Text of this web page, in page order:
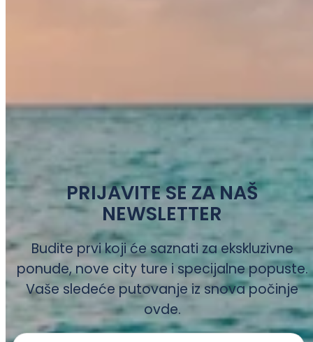
PRIJAVITE SE ZA NAŠ
NEWSLETTER
Budite prvi koji će saznati za ekskluzivne
ponude, nove city ture i specijalne popuste.
Vaše sledeće putovanje iz snova počinje
ovde.